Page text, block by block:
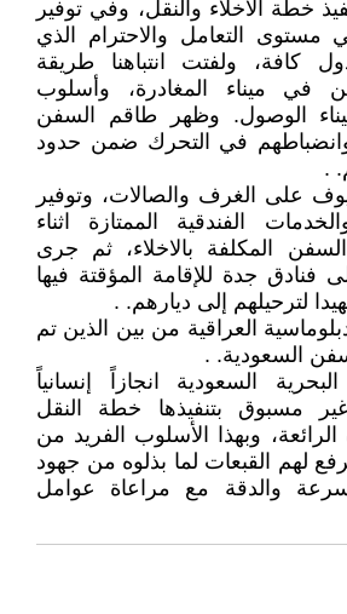
خطة الاخلاء والنقل، وفي توفير
مستوى التعامل والاحترام الذي
كافة، ولفتت انتباهنا طريقة
في ميناء المغادرة، وأسلوب
الوصول. وظهر طاقم السفن
وانضباطهم في التحرك ضمن حدود
.
على الغرف والصالات، وتوفير
الفندقية الممتازة اثناء
المكلفة بالاخلاء، ثم جرى
فنادق جدة للإقامة المؤقتة فيها
لترحيلهم إلى ديارهم. .
العراقية من بين الذين تم
السعودية. .
السعودية انجازاً إنسانياً
غير مسبوق بتنفيذها خطة النقل
الرائعة، وبهذا الأسلوب الفريد من
لهم القبعات لما بذلوه من جهود
والدقة مع مراعاة عوامل